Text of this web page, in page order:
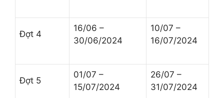
Đợt 4
16/06 –
30/06/2024
10/07 –
16/07/2024
Đợt 5
01/07 –
15/07/2024
26/07 –
31/07/2024